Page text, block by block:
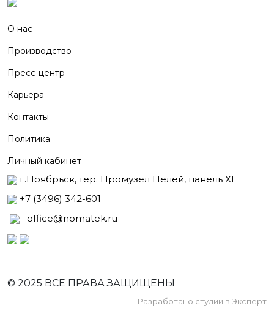
О нас
Производство
Пресс-центр
Карьера
Контакты
Политика
Личный кабинет
г.Ноябрьск, тер. Промузел Пелей, панель XI
+7 (3496) 342-601
office@nomatek.ru
© 2025 ВСЕ ПРАВА ЗАЩИЩЕНЫ️
Разработано студии в Эксперт